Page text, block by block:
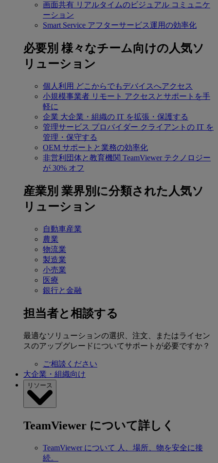
画面共有 リアルタイムのビジュアル コミュニケ
ーション
Smart Service アフターサービス運用の効率化
必要別 様々なチーム向けの人気ソ
リューション
個人利用 どこからでもデバイスへアクセス
小規模事業者 リモート アクセスとサポートを手
軽に
企業 大企業・組織の IT を拡張・保護する
管理サービス プロバイダー クライアントの IT を
管理・保守する
OEM サポートと業務の効率化
非営利団体と教育機関 TeamViewer テクノロジー
が 30% オフ
産業別 業界別に分類された人気ソ
リューション
自動車産業
農業
物流業
製造業
小売業
医療
銀行と金融
担当者と相談する
最適なソリューションの選択、注文、またはライセン
スのアップグレードについてサポートが必要ですか？
ご相談ください
大企業・組織向け
リソース
TeamViewer について詳しく
TeamViewer について 人、場所、物を安全に接
続。